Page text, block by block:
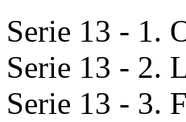
Serie 13 - 1.
Serie 13 - 2.
Serie 13 - 3.